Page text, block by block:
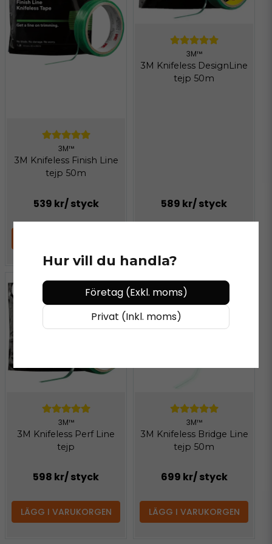
3M™
3M Knifeless Finish Line
tejp 50m
539 kr/ styck
3M™
3M Knifeless DesignLine
tejp 50m
589 kr/ styck
3M™
3M Knifeless Perf Line
tejp
598 kr/ styck
LÄGG I VARUKORGEN
3M™
3M Knifeless Bridge Line
tejp 50m
699 kr/ styck
LÄGG I VARUKORGEN
Hur vill du handla?
Företag (Exkl. moms)
Privat (Inkl. moms)